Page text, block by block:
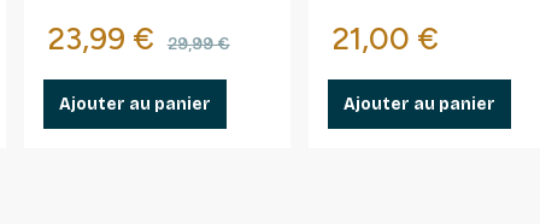
Prix
23,99 € Prix de base
29,99 €
Ajouter au panier
Prix
21,00 €
Ajouter au panier